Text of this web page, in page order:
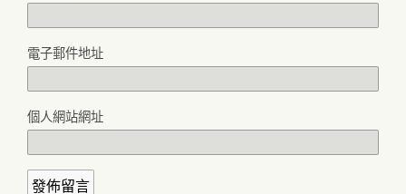
電子郵件地址
個人網站網址